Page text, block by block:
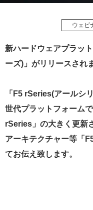
ウェビ
新ハードウェアプラッ
ーズ)」がリリースされ
「F5 rSeries(アールシ
世代プラットフォーム
rSeries」の大きく更新
アーキテクチャー等「
てお伝え致します。